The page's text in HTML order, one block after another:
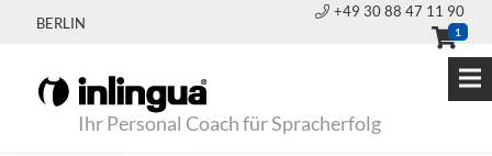
BERLIN
+49 30 88 47 11 90
1
Ihr Personal Coach für Spracherfolg